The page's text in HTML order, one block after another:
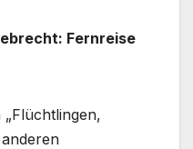
Fernreise